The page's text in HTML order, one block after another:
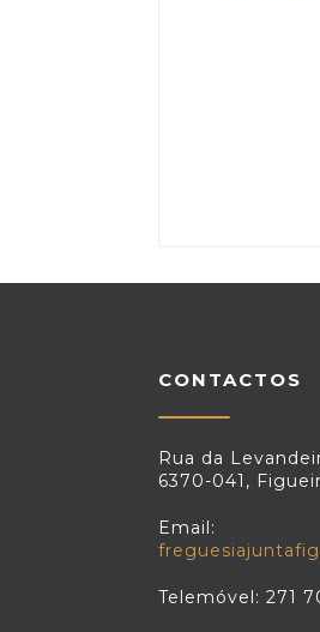
CONTACTOS
Rua da
6370-041,
Email:
Telemóvel: 271